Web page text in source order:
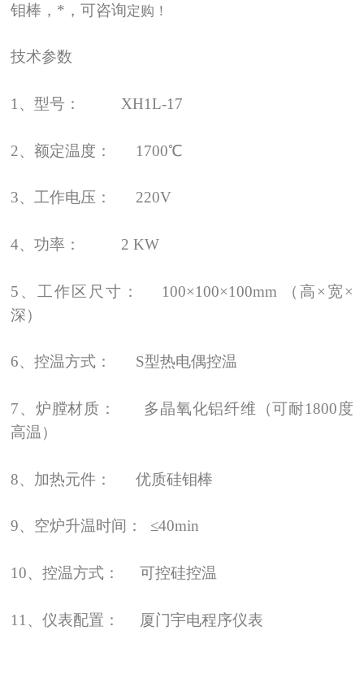
钼棒，*，可咨询定购！
技术参数
1、型号： XH1L-17
2、额定温度： 1700℃
3、工作电压： 220V
4、功率： 2 KW
5、工作区尺寸： 100×100×100mm （高×宽×
深）
6、控温方式： S型热电偶控温
7、炉膛材质： 多晶氧化铝纤维（可耐1800度
高温）
8、加热元件： 优质硅钼棒
9、空炉升温时间： ≤40min
10、控温方式： 可控硅控温
11、仪表配置： 厦门宇电程序仪表